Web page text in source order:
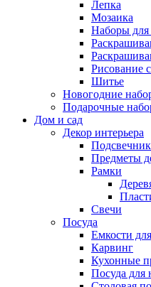
Лепка
Мозаика
Наборы для
Рисование
Шитье
Новогодние
Подарочные
Дом и сад
Декор интерьера
Предметы
Рамки
Свечи
Посуда
Емкости
Карвинг
Кухонные
Посуда для